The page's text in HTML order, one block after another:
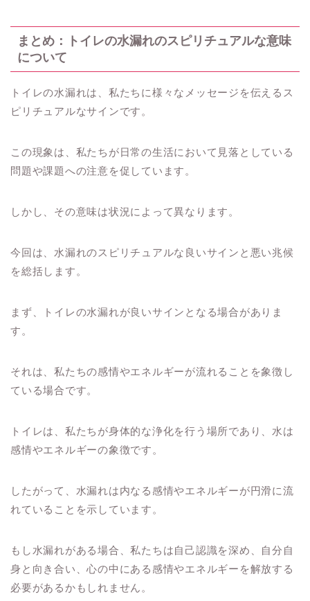
まとめ：トイレの水漏れのスピリチュアルな意味
について
トイレの水漏れは、私たちに様々なメッセージを伝えるス
ピリチュアルなサインです。
この現象は、私たちが日常の生活において見落としている
問題や課題への注意を促しています。
しかし、その意味は状況によって異なります。
今回は、水漏れのスピリチュアルな良いサインと悪い兆候
を総括します。
まず、トイレの水漏れが良いサインとなる場合がありま
す。
それは、私たちの感情やエネルギーが流れることを象徴し
ている場合です。
トイレは、私たちが身体的な浄化を行う場所であり、水は
感情やエネルギーの象徴です。
したがって、水漏れは内なる感情やエネルギーが円滑に流
れていることを示しています。
もし水漏れがある場合、私たちは自己認識を深め、自分自
身と向き合い、心の中にある感情やエネルギーを解放する
必要があるかもしれません。